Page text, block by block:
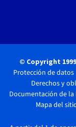
© Copyright
Protección de datos
Derechos y
Documentación de
Mapa del